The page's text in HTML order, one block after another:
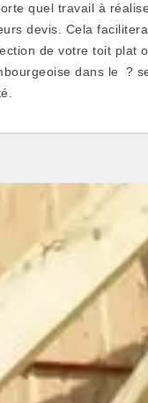
quel travail à
devis. Cela
de votre toit plat
dans le ?